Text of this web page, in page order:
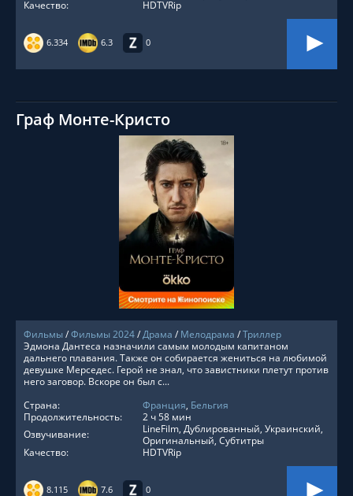
6.334 6.3 0
Качество:
HDTVRip
Граф Монте-Кристо
СМОТРЕТЬ ОНЛАЙН
Фильмы/Фильмы 2024/Драма / Мелодрама /Триллер
8.115 7.6 0
Эдмона Дантеса назначили самым молодым капитаном
дальнего плавания. Также он собирается жениться на любимой
девушке Мерседес. Герой не знал, что завистники плетут против
него заговор. Вскоре он был с...
Страна:
Франция, Бельгия
Продолжительность:
2 ч 58 мин
Озвучивание:
LineFilm, Дублированный, Украинский,
Оригинальный, Субтитры
Качество:
HDTVRip